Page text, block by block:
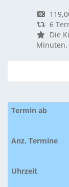
6
Die
Minuten.